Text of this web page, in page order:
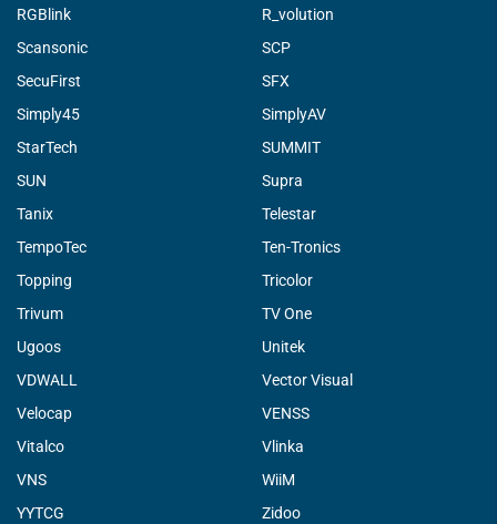
RGBlink
R_volution
Scansonic
SCP
SecuFirst
SFX
Simply45
SimplyAV
StarTech
SUMMIT
SUN
Supra
Tanix
Telestar
TempoTec
Ten-Tronics
Topping
Tricolor
Trivum
TV One
Ugoos
Unitek
VDWALL
Vector Visual
Velocap
VENSS
Vitalco
Vlinka
VNS
WiiM
YYTCG
Zidoo